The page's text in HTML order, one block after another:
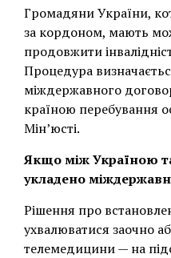
Громадяни України,
за кордоном, мають
продовжити
Процедура
міждержавного
країною перебування
Мін’юсті.
Якщо між Україною
укладено
Рішення про
ухвалюватися заочно
телемедицини — на